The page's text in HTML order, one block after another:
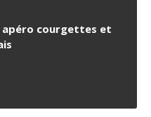
apéro courgettes et